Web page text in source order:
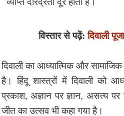
विस्तार से पढ़ें:दिवाली
दिवाली का आध्यात्मिक और
है। हिंदू शास्त्रों में दिवाली को
प्रकाश, अज्ञान पर ज्ञान, असत्य
जीत का उत्सव भी कहा गया है।